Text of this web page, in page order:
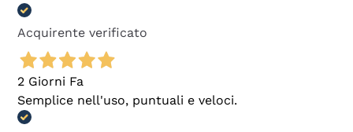
Acquirente verificato
2 Giorni Fa
Semplice nell'uso, puntuali e veloci.